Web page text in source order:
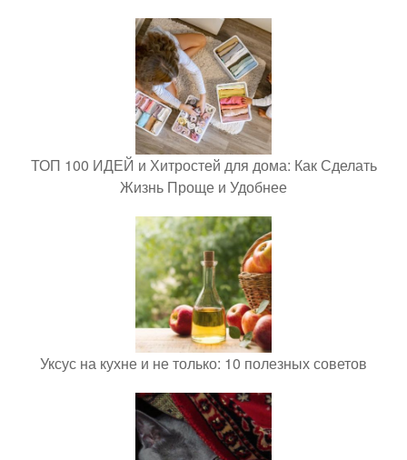
ТОП 100 ИДЕЙ и Хитростей для дома: Как Сделать
Жизнь Проще и Удобнее
Уксус на кухне и не только: 10 полезных советов